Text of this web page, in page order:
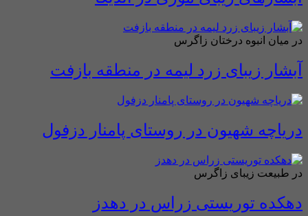
در میان انبوه درختان زاگرس
آبشار زیبای زرد لیمه در منطقه بازفت
دریاچه شهیون در روستای پامنار دزفول
در طبیعت زیبای زاگرس
دهکده توریستی زراس در دهدز